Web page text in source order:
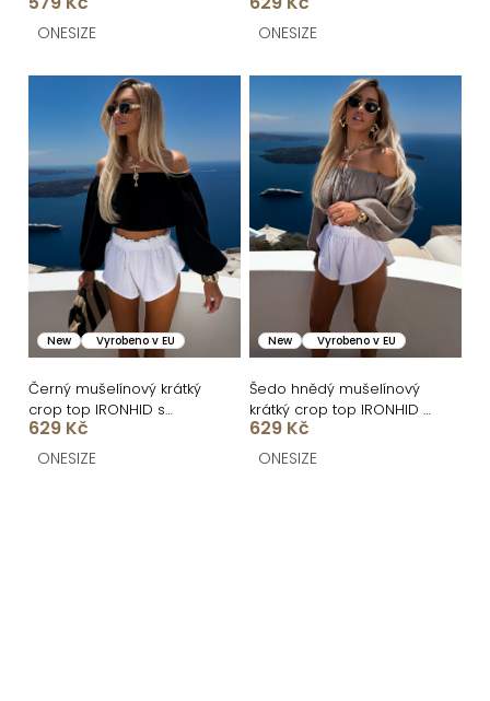
ů
ONESIZE
dlouhým rukávem
ONESIZE
New Vyrobeno v EU
Černý mušelínový krátký
crop top IRONHID s
dlouhým rukávem
629 Kč
ONESIZE
New Vyrobeno v EU
Šedo hnědý mušelínový
krátký crop top IRONHID s
dlouhým rukávem
629 Kč
ONESIZE